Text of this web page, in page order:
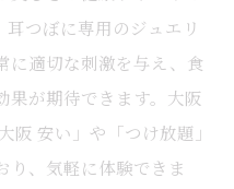
つぼに専用のジュエリ
に適切な刺激を与え、食
果が期待できます。大阪
阪 安い」や「つけ放題」
り、気軽に体験できま